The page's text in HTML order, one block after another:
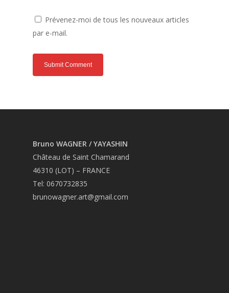
Prévenez-moi de tous les nouveaux articles
par e-mail.
Bruno WAGNER / YAYASHIN
Château de Saint Chamarand
46310 (LOT) – FRANCE
Tel: 0670732835
brunowagner.art@gmail.com